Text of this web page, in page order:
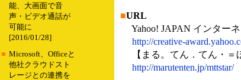
能、大画面で音
声・ビデオ通話が
可能に
[2016/01/28]
■ Microsoft、Officeと
他社クラウドスト
レージとの連携を
■URL
Yahoo! JAPAN インター
http://creative-
【まる。てん．てん・＝
http://marutenten.jp/mttstar/